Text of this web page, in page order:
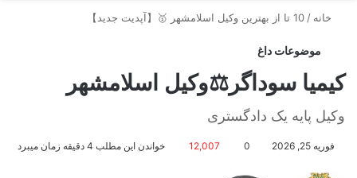
خانه / 10 تا از بهترین وکیل اسلامشهر 🥇【آپدیت جدید】
موضوعات داغ
کیمیا سوداگر⚖️وکیل اسلامشهر
وکیل پایه یک دادگستری
فوریه 25, 2026 0
12,007 خواندن این مطلب 4 دقیقه زمان میبرد